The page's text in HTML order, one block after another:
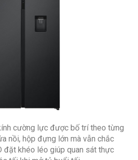
cường lực được bố trí theo từng
nồi, hộp đựng lớn mà vẫn chắc
đặt khéo léo giúp quan sát thực